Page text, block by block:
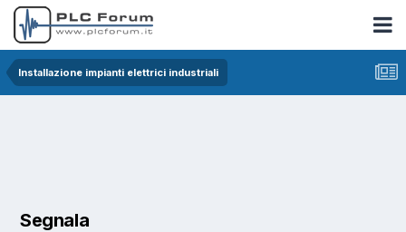
Installazione impianti elettrici industriali
Segnala